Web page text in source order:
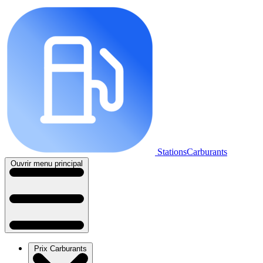
StationsCarburants
Ouvrir menu principal
Prix Carburants